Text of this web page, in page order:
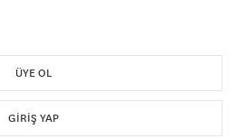
ÜYE OL
GIRIŞ YAP